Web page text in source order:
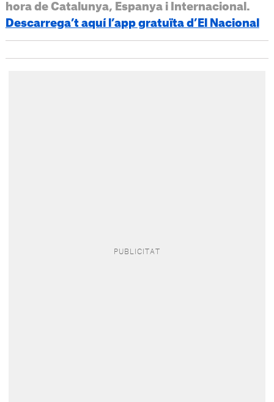
hora de Catalunya, Espanya i Internacional.
Descarrega’t aquí l’app gratuïta d’El Nacional